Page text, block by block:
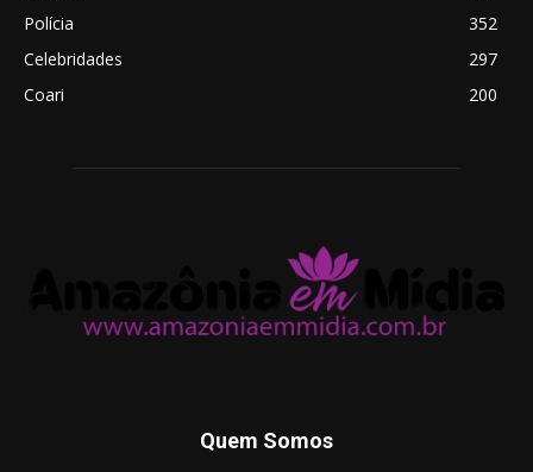
Polícia
352
Celebridades
297
Coari
200
Quem Somos